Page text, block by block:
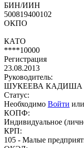
БИН/ИИН
500819400102
ОКПО
КАТО
****10000
Регистрация
23.08.2013
Руководитель:
ШУКЕЕВА
Статус:
Необходимо Войти или
КОПФ:
Индивидуальное
КРП:
105 - Малые